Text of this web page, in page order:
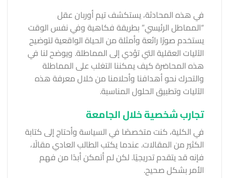
في هذه المحادثة، يستكشف تيم أوربان عقل
“المماطل الرئيسي” بطريقة فكاهية وفي نفس الوقت
يستخدم صورًا رائعة وأمثلة من الحياة الواقعية لتوضيح
الآليات العقلية التي تؤدي إلى المماطلة. ويوضح لنا في
هذه المحاضرة كيف يمكننا التغلب على المماطلة
والتحرك نحو أهدافنا وأحلامنا من خلال معرفة هذه
الآليات وتطبيق الحلول المناسبة.
تجارب شخصية خلال الجامعة
في الكلية، كنت متخصصًا في السياسة وأحتاج إلى كتابة
الكثير من المقالات. عندما يكتب الطالب العادي مقالًا،
فإنه قد يتقدم تدريجيًا. لكن لم أتمكن أبدًا من فهم
الأمر بشكل صحيح.